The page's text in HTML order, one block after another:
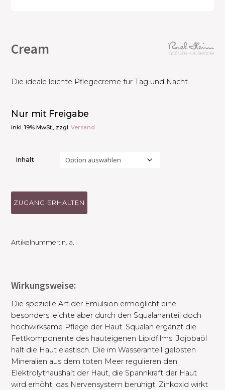
Cream
Die ideale leichte Pflegecreme für Tag und Nacht.
Nur mit Freigabe
inkl. 19% MwSt., zzgl.Versand
Inhalt
ZUGANG ERHALTEN
Artikelnummer: n. a.
Wirkungsweise:
Die spezielle Art der Emulsion ermöglicht eine
besonders leichte aber durch den Squalananteil doch
hochwirksame Pflege der Haut. Squalan ergänzt die
Fettkomponente des hauteigenen Lipidfilms. Jojobaöl
hält die Haut elastisch. Die im Wasseranteil gelösten
Mineralien aus dem toten Meer regulieren den
Elektrolythaushalt der Haut, die Spannkraft der Haut
wird erhöht, das Nervensystem beruhigt. Zinkoxid wirkt